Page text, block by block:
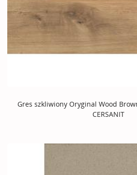
Gres szkliwiony Oryginal Wood
CERSANIT